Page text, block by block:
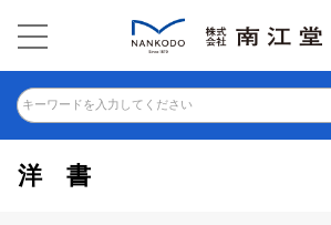
キーワードを入力してください
洋書